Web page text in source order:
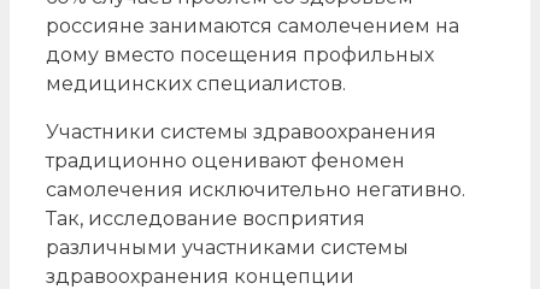
россияне занимаются самолечением на
дому вместо посещения профильных
медицинских специалистов.
Участники системы здравоохранения
традиционно оценивают феномен
самолечения исключительно негативно.
Так, исследование восприятия
различными участниками системы
здравоохранения концепции